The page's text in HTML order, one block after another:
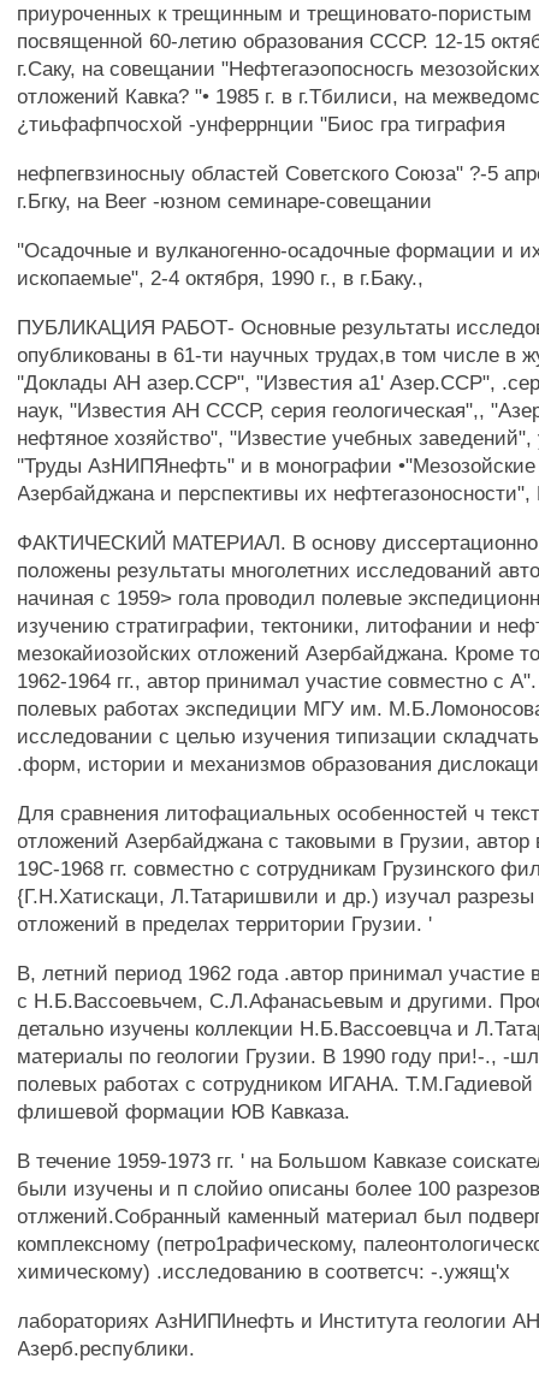
приуроченных к трещинным и трещиновато-пористым
посвященной 60-летию образования СССР. 12-15
г.Саку, на совещании "Нефтегаэопосносгь
отложений Кавка? "• 1985 г. в г.Тбилиси, на
¿тиьфафпчосхой -унферрнции "Биос гра тиграфия
нефпегвзиносныу областей Советского Союза" ?-5
г.Бгку, на Beer -юзном семинаре-совещании
"Осадочные и вулканогенно-осадочные формации и
ископаемые", 2-4 октября, 1990 г., в г.Баку.,
ПУБЛИКАЦИЯ РАБОТ- Основные результаты
опубликованы в 61-ти научных трудах,в том числе в
"Доклады АН азер.ССР", "Известия а1' Азер.ССР",
наук, "Известия АН СССР, серия геологическая",,
нефтяное хозяйство", "Известие учебных
"Труды АзНИПЯнефть" и в монографии
Азербайджана и перспективы их нефтегазоносности",
ФАКТИЧЕСКИЙ МАТЕРИАЛ. В основу
положены результаты многолетних исследований
начиная с 1959> гола проводил полевые
изучению стратиграфии, тектоники, литофании и
мезокайиозойских отложений Азербайджана. Кроме
1962-1964 гг., автор принимал участие совместно с
полевых работах экспедиции МГУ им.
исследовании с целью изучения типизации
.форм, истории и механизмов образования
Для сравнения литофациальных особенностей ч
отложений Азербайджана с таковыми в Грузии,
19С-1968 гг. совместно с сотрудникам Грузинского
{Г.Н.Хатискаци, Л.Татаришвили и др.) изучал разрезы
отложений в пределах территории Грузии. '
В, летний период 1962 года .автор принимал участие
с Н.Б.Вассоевьчем, С.Л.Афанасьевым и другими.
детально изучены коллекции Н.Б.Вассоевцча и
материалы по геологии Грузии. В 1990 году при!-., -
полевых работах с сотрудником ИГАНА. Т.М.Гадиевой
флишевой формации ЮВ Кавказа.
В течение 1959-1973 гг. ' на Большом Кавказе
были изучены и п слойио описаны более 100
отлжений.Собранный каменный материал был
комплексному (петро1рафическому,
химическому) .исследованию в соответсч: -.ужящ'х
лабораториях АзНИПИнефть и Института геологии
Азерб.республики.